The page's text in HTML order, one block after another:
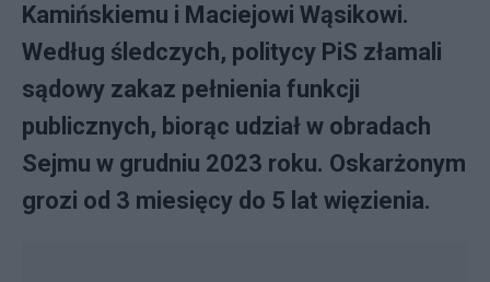
Kamińskiemu i Maciejowi Wąsikowi.
Według śledczych, politycy PiS złamali
sądowy zakaz pełnienia funkcji
publicznych, biorąc udział w obradach
Sejmu w grudniu 2023 roku. Oskarżonym
grozi od 3 miesięcy do 5 lat więzienia.